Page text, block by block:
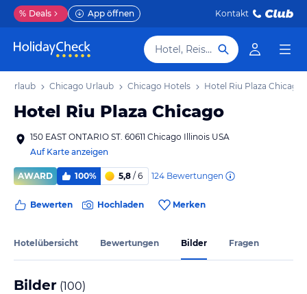
% Deals App öffnen Kontakt
Hotel, Reiseziel
Urlaub Chicago Urlaub Chicago Hotels Hotel Riu Plaza Chicago
Hotel Riu Plaza Chicago
150 EAST ONTARIO ST. 60611 Chicago Illinois USA
Auf Karte anzeigen
AWARD 100% 5,8 / 6 124 Bewertungen
Bewerten Hochladen Merken
Hotelübersicht Bewertungen Bilder Fragen
Bilder (100)